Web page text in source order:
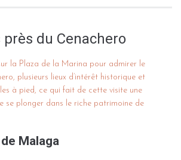
du Cenachero
la Plaza de la Marina pour admirer le
plusieurs lieux d’intérêt historique et
à pied, ce qui fait de cette visite une
se plonger dans le riche patrimoine de
Malaga